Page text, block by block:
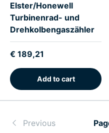
Elster/Honewell
Turbinenrad- und
Drehkolbengaszähler
€ 189,21
Add to cart
Previous